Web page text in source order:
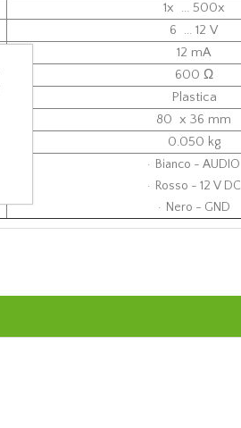
1x ... 500x
6 ... 12 V
12 mA
600 Ω
Plastica
80 x 36 mm
0.050 kg
· Bianco - AUDIO
· Rosso - 12 V DC
· Nero - GND